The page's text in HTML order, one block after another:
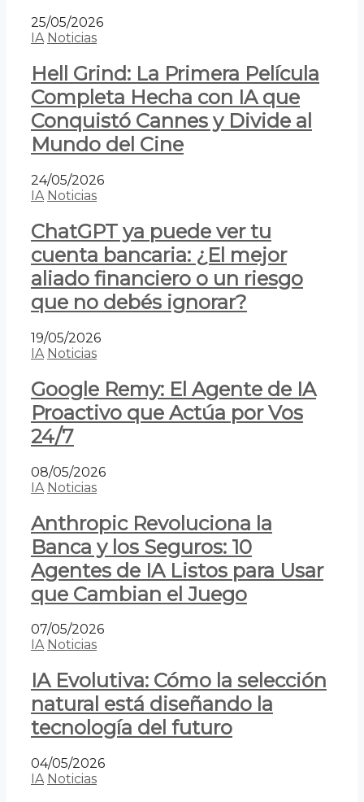
25/05/2026
IA Noticias
Hell Grind: La Primera Película
Completa Hecha con IA que
Conquistó Cannes y Divide al
Mundo del Cine
24/05/2026
IA Noticias
ChatGPT ya puede ver tu
cuenta bancaria: ¿El mejor
aliado financiero o un riesgo
que no debés ignorar?
19/05/2026
IA Noticias
Google Remy: El Agente de IA
Proactivo que Actúa por Vos
24/7
08/05/2026
IA Noticias
Anthropic Revoluciona la
Banca y los Seguros: 10
Agentes de IA Listos para Usar
que Cambian el Juego
07/05/2026
IA Noticias
IA Evolutiva: Cómo la selección
natural está diseñando la
tecnología del futuro
04/05/2026
IA Noticias